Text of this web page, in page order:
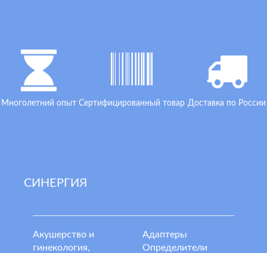
Многолетний опыт Сертифицированный товар Доставка по России
СИНЕРГИЯ
Акушерство и
гинекология,
Адаптеры
Определители